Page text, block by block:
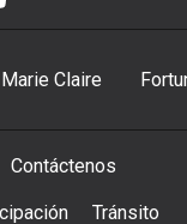
Marie Claire
Contáctenos
Tránsito